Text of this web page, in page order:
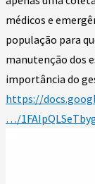
médicos e
população para
manutenção dos
importância do
https://
…/